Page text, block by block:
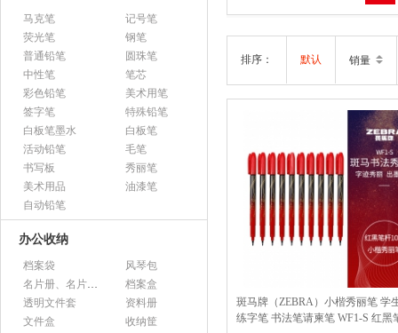
马克笔
记号笔
荧光笔
钢笔
普通铅笔
圆珠笔
中性笔
笔芯
彩色铅笔
美术用笔
签字笔
特殊铅笔
白板笔墨水
白板笔
活动铅笔
毛笔
书写板
秀丽笔
美术用品
油漆笔
自动铅笔
办公收纳
档案袋
风琴包
名片册、名片盒、名片座
档案盒
透明文件套
资料册
文件盒
收纳筐
排序： 默认 销量
斑马牌（ZEBRA）小楷秀丽笔 学
练字笔 书法笔请柬笔 WF1-S 红黑